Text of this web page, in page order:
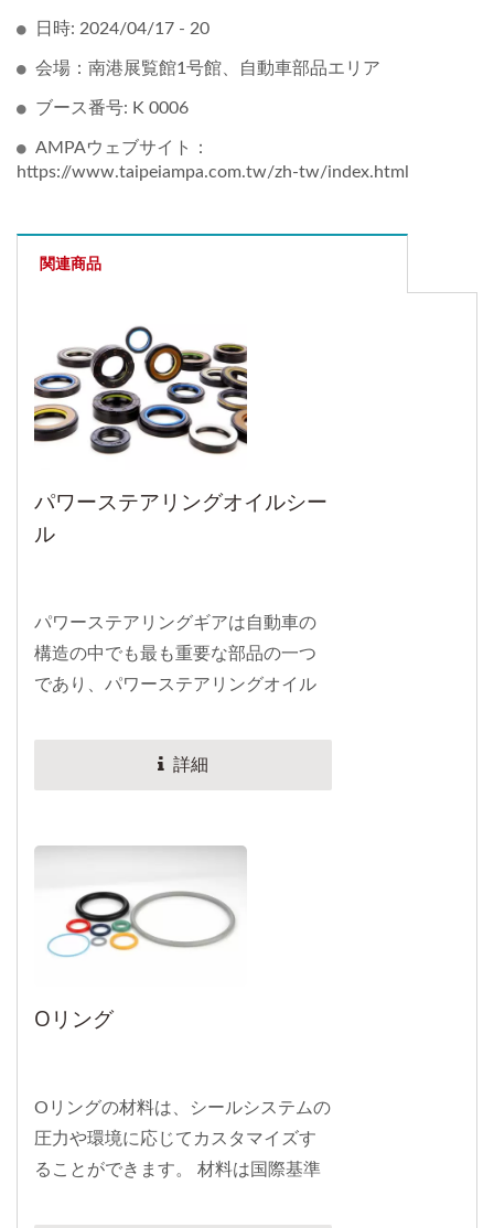
日時: 2024/04/17 - 20
会場：南港展覧館1号館、自動車部品エリア
ブース番号: K 0006
AMPAウェブサイト：
https://www.taipeiampa.com.tw/zh-tw/index.html
関連商品
パワーステアリングオイルシー
ル
パワーステアリングギアは自動車の
構造の中でも最も重要な部品の一つ
であり、パワーステアリングオイル
ることができます。...
詳細
Oリング
Oリングの材料は、シールシステムの
圧力や環境に応じてカスタマイズす
ることができます。 材料は国際基準